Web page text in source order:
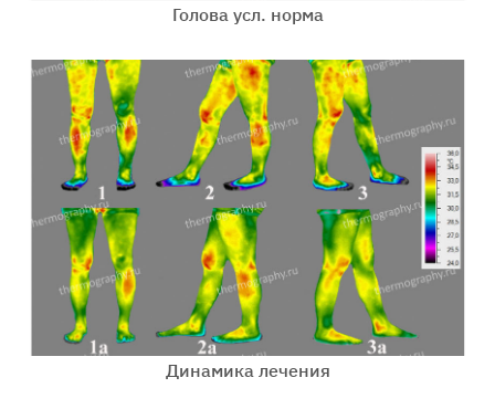
Голова усл. норма
Динамика лечения